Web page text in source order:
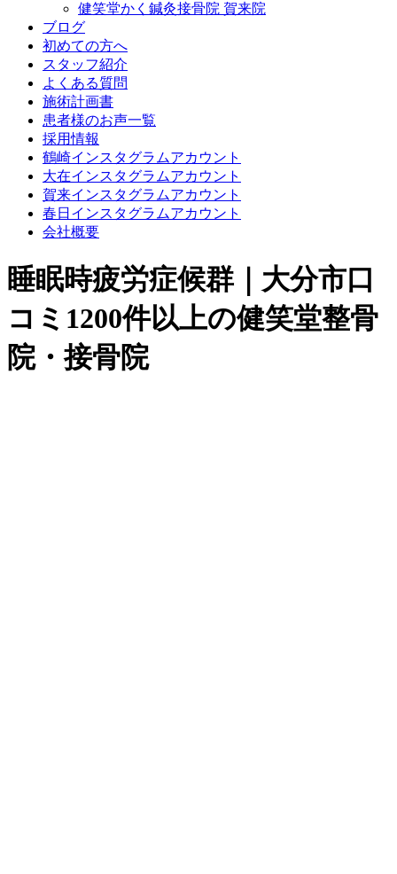
健笑堂かく鍼灸接骨院 賀来院
ブログ
初めての方へ
スタッフ紹介
よくある質問
施術計画書
患者様のお声一覧
採用情報
鶴崎インスタグラムアカウント
大在インスタグラムアカウント
賀来インスタグラムアカウント
春日インスタグラムアカウント
会社概要
睡眠時疲労症候群｜大分市口
コミ1200件以上の健笑堂整骨
院・接骨院